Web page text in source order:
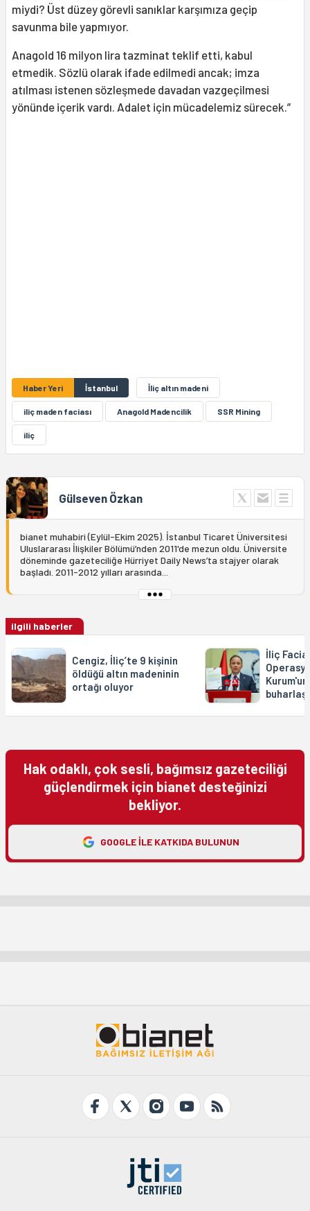
miydi? Üst düzey görevli sanıklar karşımıza geçip
savunma bile yapmıyor.
Anagold 16 milyon lira tazminat teklif etti, kabul
etmedik. Sözlü olarak ifade edilmedi ancak; imza
atılması istenen sözleşmede davadan vazgeçilmesi
yönünde içerik vardı. Adalet için mücadelemiz sürecek.”
Haber Yeri İstanbul İliç altın madeni
iliç maden faciası Anagold Madencilik SSR Mining
iliç
Gülseven Özkan
bianet muhabiri (Eylül-Ekim 2025). İstanbul Ticaret Üniversitesi
Uluslararası İlişkiler Bölümü’nden 2011'de mezun oldu. Üniversite
döneminde gazeteciliğe Hürriyet Daily News’ta stajyer olarak
başladı. 2011-2012 yılları arasında...
ilgili haberler
Cengiz, İliç’te 9 kişinin
öldüğü altın madeninin
ortağı oluyor
İliç
Hak odaklı, çok sesli, bağımsız gazeteciliği
güçlendirmek için bianet desteğinizi
bekliyor.
GOOGLE ILE KATKIDA BULUNUN